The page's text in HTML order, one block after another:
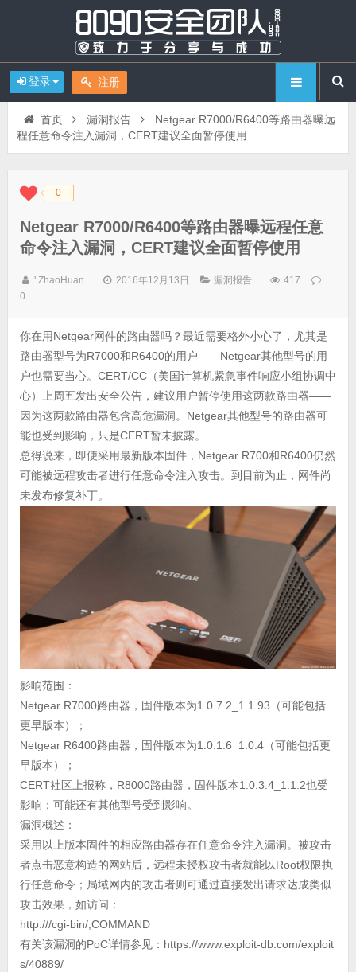
登录 注册
首页 漏洞报告
Netgear R7000/R6400等路由器曝远
程任意命令注入漏洞，CERT建议全面暂停使用
◆◆ 0
Netgear R7000/R6400等路由器曝远程任意
命令注入漏洞，CERT建议全面暂停使用
' ZhaoHuan 2016年12月13日 漏洞报告
417
0
你在用Netgear网件的路由器吗？最近需要格外小心了，尤其是
路由器型号为R7000和R6400的用户——Netgear其他型号的用
户也需要当心。CERT/CC（美国计算机紧急事件响应小组协调中
心）上周五发出安全公告，建议用户暂停使用这两款路由器——
因为这两款路由器包含高危漏洞。Netgear其他型号的路由器可
能也受到影响，只是CERT暂未披露。
总得说来，即便采用最新版本固件，Netgear R700和R6400仍然
可能被远程攻击者进行任意命令注入攻击。到目前为止，网件尚
未发布修复补丁。
影响范围：
Netgear R7000路由器，固件版本为1.0.7.2_1.1.93（可能包括
更早版本）；
Netgear R6400路由器，固件版本为1.0.1.6_1.0.4（可能包括更
早版本）；
CERT社区上报称，R8000路由器，固件版本1.0.3.4_1.1.2也受
影响；可能还有其他型号受到影响。
漏洞概述：
采用以上版本固件的相应路由器存在任意命令注入漏洞。被攻击
者点击恶意构造的网站后，远程未授权攻击者就能以Root权限执
行任意命令；局域网内的攻击者则可通过直接发出请求达成类似
攻击效果，如访问：
http:///cgi-bin/;COMMAND
有关该漏洞的PoC详情参见：https://www.exploit-db.com/exploit
s/40889/